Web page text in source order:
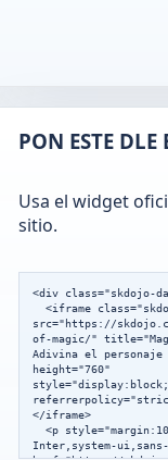
PON ESTE
Usa el widget
sitio.
<div class="skdojo-
  <iframe class="skdojo-daily-embed__frame"
src="https://
of-magic/"
Adivina el personaje
height="760"
</iframe>
  <p style="margin:10px 0 0;font:600 14px/1.4
Inter,system-